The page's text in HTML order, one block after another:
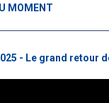
MOMENT
- Le grand retour